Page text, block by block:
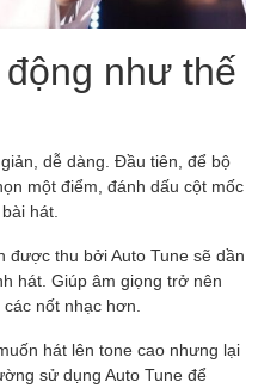
như thế
dễ dàng. Đầu tiên, để bộ
một điểm, đánh dấu cột mốc
hát.
được thu bởi Auto Tune sẽ dần
hát. Giúp âm giọng trở nên
nốt nhạc hơn.
hát lên tone cao nhưng lại
sử dụng Auto Tune để